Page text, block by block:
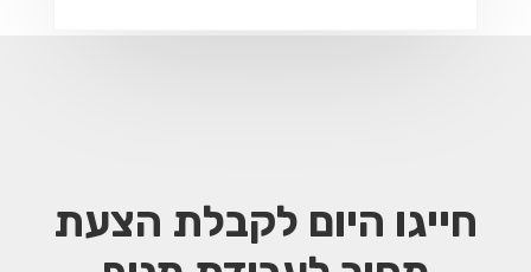
חייגו היום לקבלת הצעת